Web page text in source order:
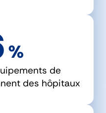
de
des hôpitaux
%